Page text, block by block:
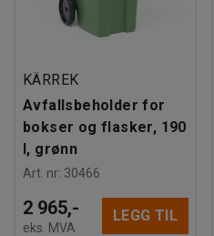
KÄRREK
Avfallsbeholder for
bokser og flasker, 190
l, grønn
Art. nr: 30466
2 965,-
eks. MVA
LEGG TIL